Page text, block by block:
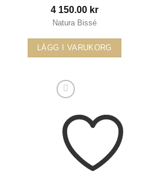
4 150.00 kr
Natura Bissé
LÄGG I VARUKORG